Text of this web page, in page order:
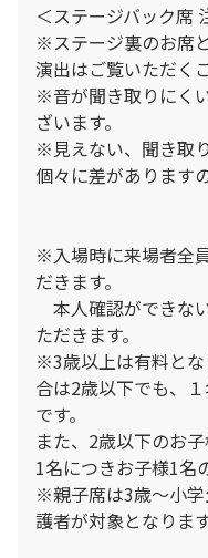
＜ステージバック席
※ステージ裏のお席
演出はご覧いただく
※音が聞き取りにく
ざいます。
※見えない、聞き取
個々に差があります
※入場時に来場者全
だきます。
本人確認ができな
ただきます。
※3歳以上は有料とな
合は2歳以下でも、
です。
また、2歳以下のお
1名につきお子様1名
※親子席は3歳～小
護者が対象となります